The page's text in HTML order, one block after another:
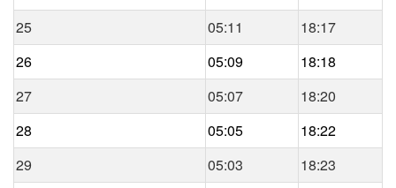
25
05:11
18:17
26
05:09
18:18
27
05:07
18:20
28
05:05
18:22
29
05:03
18:23